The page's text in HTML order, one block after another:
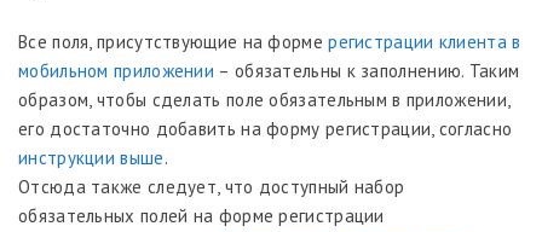
Все поля, присутствующие на формерегистрации клиента в
мобильном приложении – обязательны к заполнению. Таким
образом, чтобы сделать поле обязательным в приложении,
его достаточно добавить на форму регистрации, согласно
инструкции выше.
Отсюда также следует, что доступный набор
обязательных полей на форме регистрации